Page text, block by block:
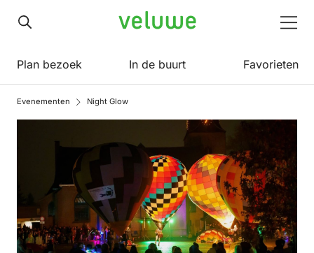
Veluwe
Plan bezoek In de buurt Favorieten
Evenementen Night Glow